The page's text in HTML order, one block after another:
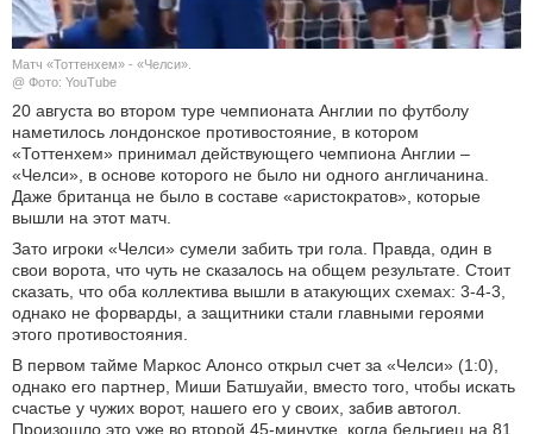
СПОРТ
АВТО И МОТО
БЛОГ
Матч «Тоттенхем» - «Челси».
@ Фото: YouTube
20 августа во втором туре чемпионата Англии по футболу
наметилось лондонское противостояние, в котором
«Тоттенхем» принимал действующего чемпиона Англии –
«Челси», в основе которого не было ни одного англичанина.
Даже британца не было в составе «аристократов», которые
вышли на этот матч.
Зато игроки «Челси» сумели забить три гола. Правда, один в
свои ворота, что чуть не сказалось на общем результате. Стоит
сказать, что оба коллектива вышли в атакующих схемах: 3-4-3,
однако не форварды, а защитники стали главными героями
этого противостояния.
В первом тайме Маркос Алонсо открыл счет за «Челси» (1:0),
однако его партнер, Миши Батшуайи, вместо того, чтобы искать
счастье у чужих ворот, нашего его у своих, забив автогол.
Произошло это уже во второй 45-минутке, когда бельгиец на 81